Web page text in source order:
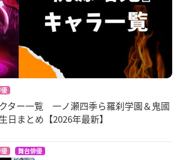
優
クター一覧 一ノ瀬四季ら羅刹学園＆鬼國
日まとめ【2026年最新】
優 舞台俳優